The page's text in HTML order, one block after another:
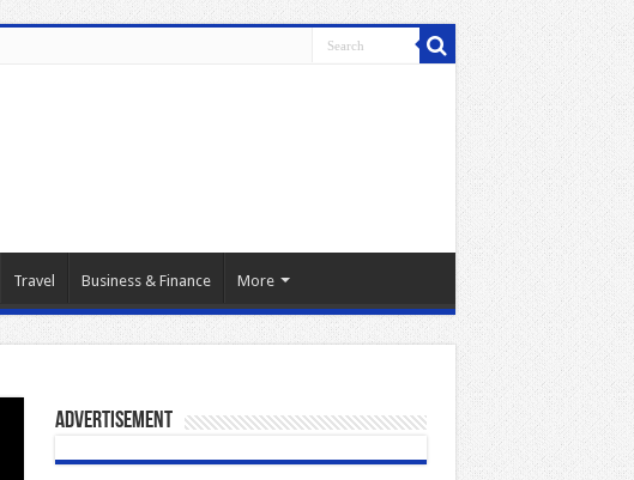
Travel Business & Finance More
Advertisement